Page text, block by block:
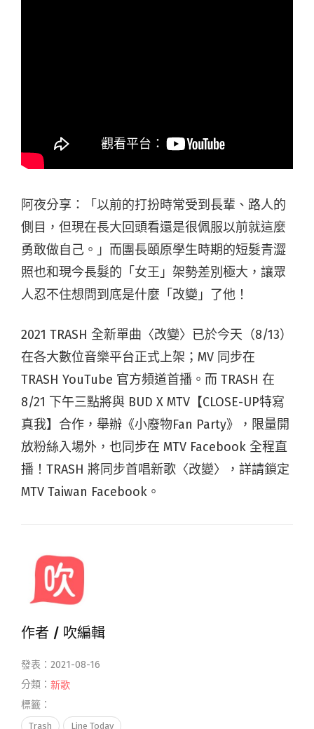
阿夜分享：「以前的打扮時常受到長輩、路人的
側目，但現在長大回頭看還是很佩服以前就這麼
勇敢做自己。」而團長頤原學生時期的短髮青澀
照也和現今長髮的「女王」架勢差別極大，讓眾
人忍不住想問到底是什麼「改變」了他！
2021 TRASH 全新單曲〈改變〉已於今天（8/13）
在各大數位音樂平台正式上架；MV 同步在
TRASH YouTube 官方頻道首播。而 TRASH 在
8/21 下午三點將與 BUD X MTV【CLOSE-UP特寫
真我】合作，舉辦《小廢物Fan Party》，限量開
放粉絲入場外，也同步在 MTV Facebook 全程直
播！TRASH 將同步首唱新歌〈改變〉，詳請鎖定
MTV Taiwan Facebook。
作者 / 吹編輯
發表：2021-08-16
分類： 新歌
標籤：
Trash Line Today